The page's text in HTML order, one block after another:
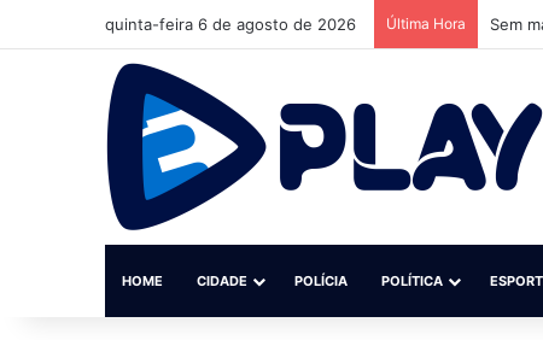
quinta-feira 6 de agosto de 2026 Última Hora Sem
HOME CIDADE POLÍCIA POLÍTICA